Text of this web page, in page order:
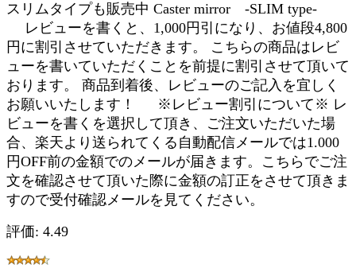
スリムタイプも販売中 Caster mirror -SLIM type-
レビューを書くと、1,000円引になり、お値段4,800
円に割引させていただきます。 こちらの商品はレビ
ューを書いていただくことを前提に割引させて頂いて
おります。 商品到着後、レビューのご記入を宜しく
お願いいたします！ ※レビュー割引について※ レ
ビューを書くを選択して頂き、ご注文いただいた場
合、楽天より送られてくる自動配信メールでは1.000
円OFF前の金額でのメールが届きます。こちらでご注
文を確認させて頂いた際に金額の訂正をさせて頂きま
すので受付確認メールを見てください。
評価: 4.49